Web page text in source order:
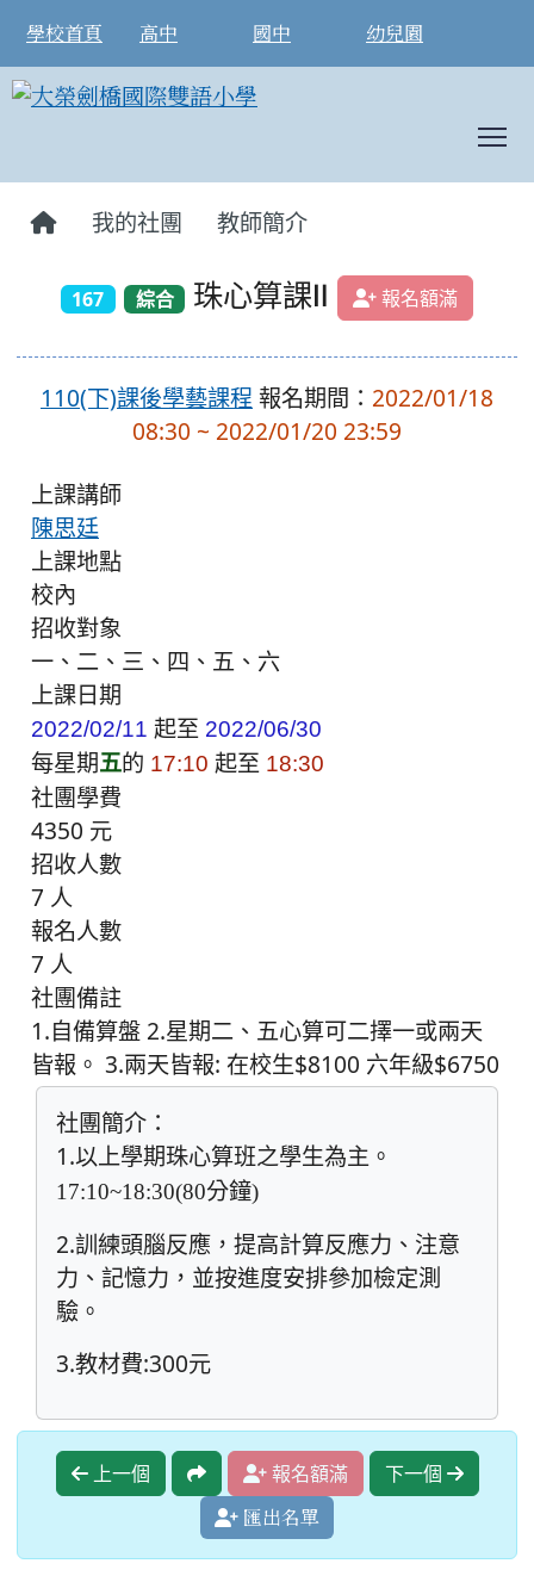
學校首頁 高中 國中 幼兒園
我的社團 教師簡介
167 綜合 珠心算課Ⅱ 報名額滿
110(下)課後學藝課程 報名期間： 2022/01/18
08:30 ~ 2022/01/20 23:59
上課講師
陳思廷
上課地點
校內
招收對象
一、二、三、四、五、六
上課日期
2022/02/11 起至 2022/06/30
每星期五的 17:10 起至 18:30
社團學費
4350 元
招收人數
7 人
報名人數
7 人
社團備註
1.自備算盤 2.星期二、五心算可二擇一或兩天
皆報。 3.兩天皆報: 在校生$8100 六年級$6750
社團簡介：
1.以上學期珠心算班之學生為主。
17:10~18:30(80分鐘)
2.訓練頭腦反應，提高計算反應力、注意
力、記憶力，並按進度安排參加檢定測
驗。
3.教材費:300元
上一個 報名額滿 下一個
匯出名單